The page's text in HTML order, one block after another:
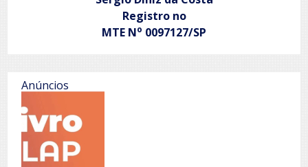
Registro no
MTE No 0097127/SP
Anúncios